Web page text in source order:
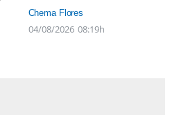
Chema Flores
04/08/2026 08:19h